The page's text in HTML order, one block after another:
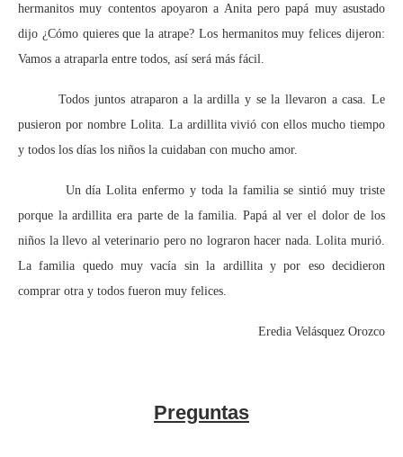
hermanitos muy contentos apoyaron a Anita pero papá muy asustado
dijo ¿Cómo quieres que la atrape? Los hermanitos muy felices dijeron:
Vamos a atraparla entre todos, así será más fácil.
Todos juntos atraparon a la ardilla y se la llevaron a casa. Le
pusieron por nombre Lolita. La ardillita vivió con ellos mucho tiempo
y todos los días los niños la cuidaban con mucho amor.
Un día Lolita enfermo y toda la familia se sintió muy triste
porque la ardillita era parte de la familia. Papá al ver el dolor de los
niños la llevo al veterinario pero no lograron hacer nada. Lolita murió.
La familia quedo muy vacía sin la ardillita y por eso decidieron
comprar otra y todos fueron muy felices.
Eredia Velásquez Orozco
Preguntas